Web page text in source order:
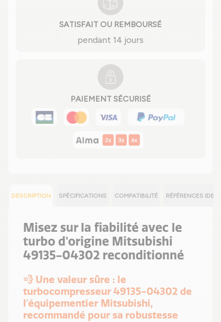
SATISFAIT OU REMBOURSÉ
pendant 14 jours
PAIEMENT SÉCURISÉ
DESCRIPTION SPÉCIFICATIONS COMPATIBILITÉ RÉFÉRENCES
Misez sur la fiabilité avec le
turbo d'origine Mitsubishi
49135-04302 reconditionné
💨 Une valeur sûre : le
turbocompresseur 49135-04302 de
l'équipementier Mitsubishi,
recommandé pour sa robustesse